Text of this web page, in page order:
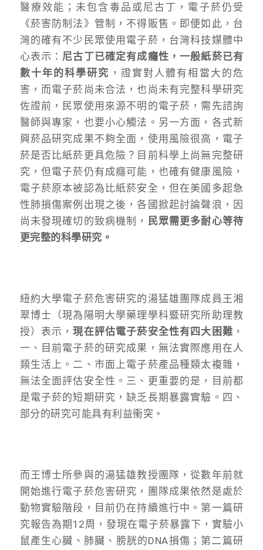
醫療效能；未包含毒品或尼古丁，電子菸仍受
《菸害防制法》管制，不得販售。即便如此，台
灣的確有不少民眾使用電子菸，台灣科技媒體中
心表示： 尼古丁已確定有成癮性，一般紙菸已有
數十年的科學研究 ，證實對人體有相當大的危
害，而電子菸尚未合法，也尚未有完整科學研究
佐證前，民眾使用來源不明的電子菸，需先諮詢
醫師與專家，也要小心觸法。另一方面，各式新
興菸品研究成果不夠全面，使用風險很高，電子
菸是否比紙菸更具危險？目前科學上尚無完整研
究，但電子菸仍有成癮可能，也確有健康風險，
電子菸原本被認為比紙菸安全，但在美國多起急
性肺損傷案例出現之後，各國掀起討論聲浪，因
尚未發現確切的致病機制，
民眾需更多耐心等待
更完整的科學研究。
紐約大學電子菸危害研究的湯猛雄團隊成員王湘
翠博士（現為陽明大學藥理學科暨研究所助理教
授）表示，現在評估電子菸安全性有四大困難 ，
一、目前電子菸的研究成果，無法實際應用在人
類生活上。二、市面上電子菸產品種類太複雜，
無法全面評估安全性。三、更重要的是，目前都
是電子菸的短期研究，缺乏長期暴露實驗。四、
部分的研究可能具有利益衝突。
而王博士所參與的湯猛雄教授團隊，從數年前就
開始進行電子菸危害研究，團隊成果依然是處於
動物實驗階段，目前仍在持續進行中。第一篇研
究報告為期12周，發現在電子菸暴露下，實驗小
鼠產生心臟、肺臟、膀胱的DNA損傷；第二篇研